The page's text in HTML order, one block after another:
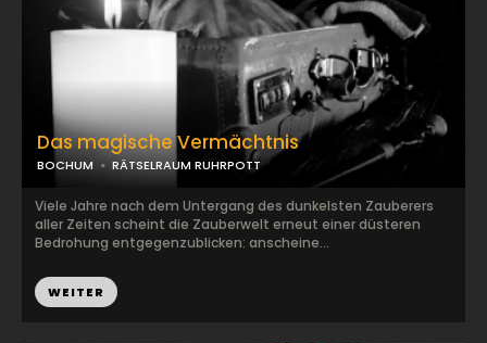
Das magische Vermächtnis
BOCHUM RÄTSELRAUM RUHRPOTT
Viele Jahre nach dem Untergang des dunkelsten Zauberers
aller Zeiten scheint die Zauberwelt erneut einer düsteren
Bedrohung entgegenzublicken: anscheine...
WEITER